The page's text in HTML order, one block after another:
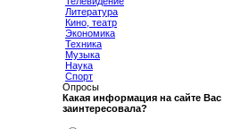
Литература
Кино, театр
Экономика
Техника
Музыка
Наука
Спорт
Опросы
Какая информация на сайте Вас
заинтересовала?